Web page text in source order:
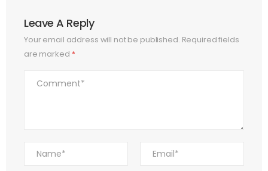
Leave A Reply
Your email address will not be published. Required fields
are marked *